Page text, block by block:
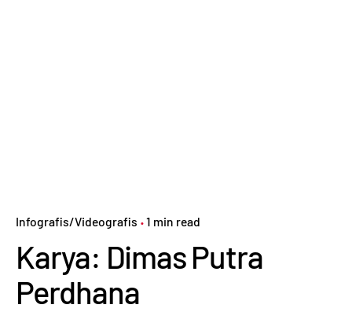
Infografis/Videografis 1 min read
Karya: Dimas Putra
Perdhana